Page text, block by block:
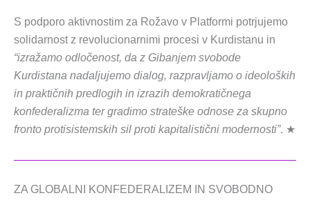
S podporo aktivnostim za Rožavo v Platformi potrjujemo
solidarnost z revolucionarnimi procesi v Kurdistanu in
“izražamo odločenost, da z Gibanjem svobode
Kurdistana nadaljujemo dialog, razpravljamo o ideoloških
in praktičnih predlogih in izrazih demokratičnega
konfederalizma ter gradimo strateške odnose za skupno
fronto protisistemskih sil proti kapitalistični modernosti”. ★
ZA GLOBALNI KONFEDERALIZEM IN SVOBODNO